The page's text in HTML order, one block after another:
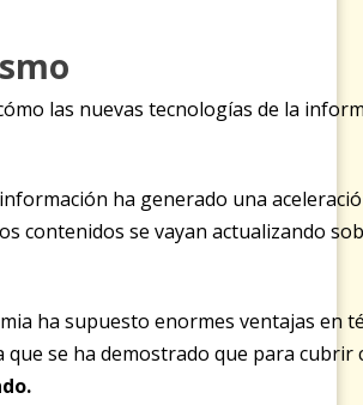
las nuevas tecnologías de la
ha generado una
contenidos se vayan actualizando
ha supuesto enormes ventajas en
que se ha demostrado que para